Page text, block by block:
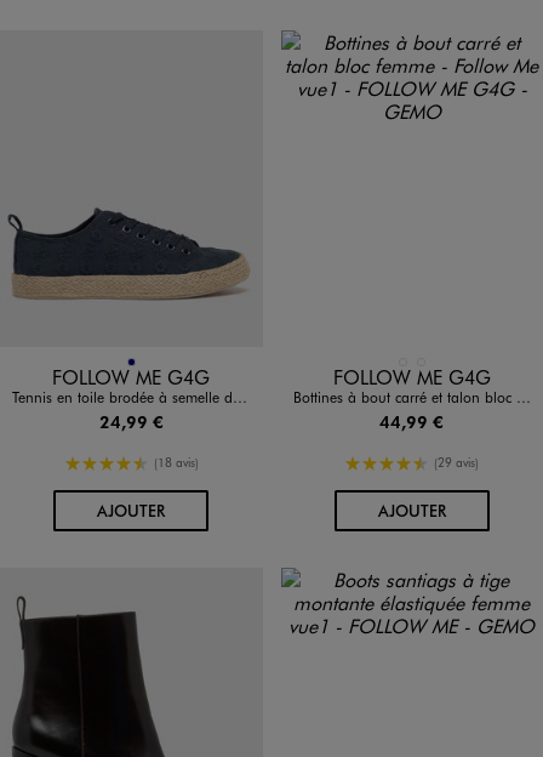
Disponible en 1 coloris
MARINE
FOLLOW ME G4G
Tennis en toile brodée à semelle de corde femme - Follow Me
24,99 €
4.5/5 de moyenne
(18 avis)
AJOUTERAU PANIER
Disponible en 2 coloris
FOLLOW ME G4G
Bottines à bout carré et talon bloc femme - Follow Me
44,99 €
4.5/5 de moyenne
(29 avis)
AJOUTERAU PANIER